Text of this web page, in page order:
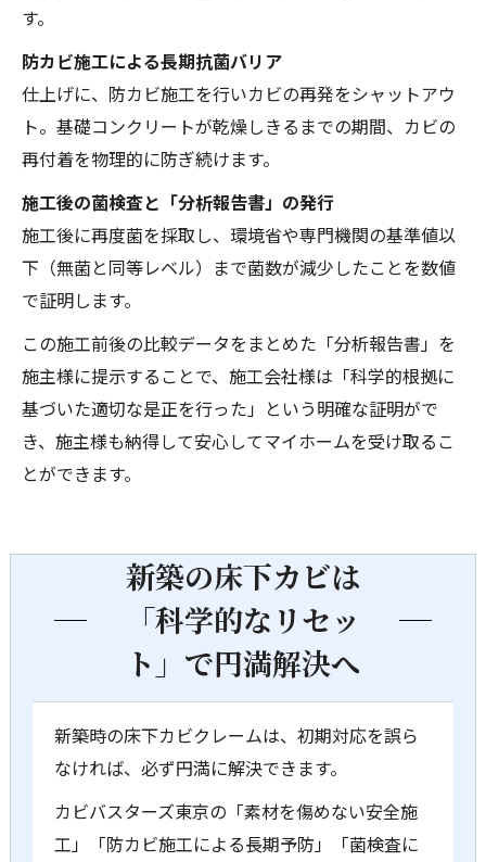
す。
防カビ施工による長期抗菌バリア
仕上げに、防カビ施工を行いカビの再発をシャットアウ
ト。基礎コンクリートが乾燥しきるまでの期間、カビの
再付着を物理的に防ぎ続けます。
施工後の菌検査と「分析報告書」の発行
施工後に再度菌を採取し、環境省や専門機関の基準値以
下（無菌と同等レベル）まで菌数が減少したことを数値
で証明します。
この施工前後の比較データをまとめた「分析報告書」を
施主様に提示することで、施工会社様は「科学的根拠に
基づいた適切な是正を行った」という明確な証明がで
き、施主様も納得して安心してマイホームを受け取るこ
とができます。
新築の床下カビは
「科学的なリセッ
ト」で円満解決へ
新築時の床下カビクレームは、初期対応を誤ら
なければ、必ず円満に解決できます。
カビバスターズ東京の「素材を傷めない安全施
工」「防カビ施工による長期予防」「菌検査に